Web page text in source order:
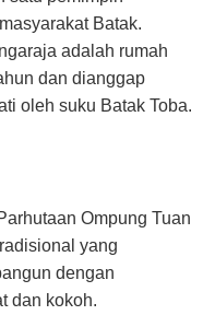
Batak.
adalah rumah
dan dianggap
oleh suku Batak Toba.
Ompung Tuan
yang
dengan
dan kokoh.